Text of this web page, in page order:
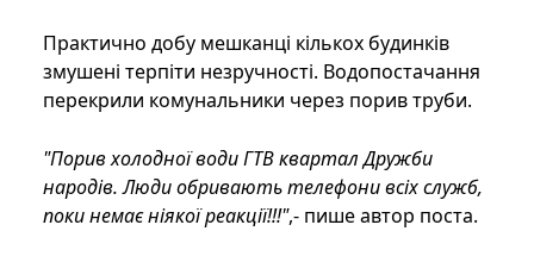
Практично добу мешканці кількох будинків
змушені терпіти незручності. Водопостачання
перекрили комунальники через порив труби.
"Порив холодної води ГТВ квартал Дружби
народів. Люди обривають телефони всіх служб,
поки немає ніякої реакції!!!",- пише автор поста.